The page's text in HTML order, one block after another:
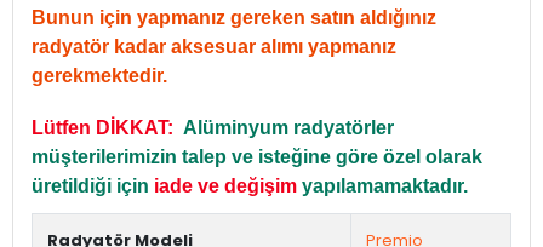
Bunun için yapmanız gereken satın aldığınız
radyatör kadar aksesuar alımı yapmanız
gerekmektedir.
Lütfen DİKKAT: Alüminyum radyatörler
müşterilerimizin talep ve isteğine göre özel olarak
üretildiği için iade ve değişim yapılamamaktadır.
Radyatör Modeli Premio